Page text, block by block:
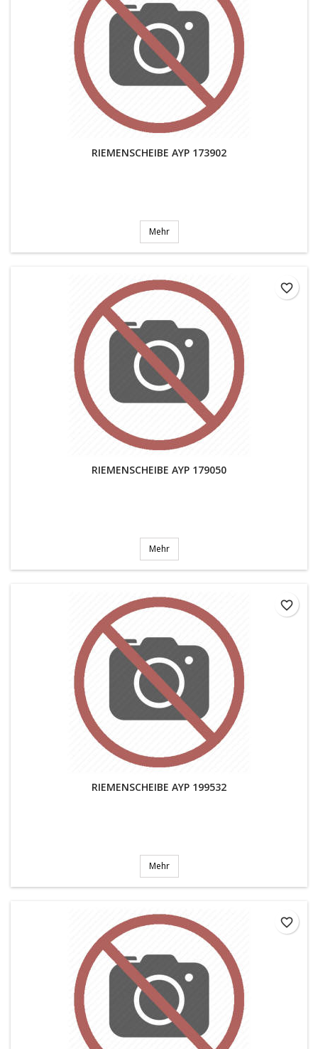
RIEMENSCHEIBE AYP 173902
Mehr
RIEMENSCHEIBE AYP 179050
Mehr
favorite_border
RIEMENSCHEIBE AYP 199532
Mehr
favorite_border
favorite_border